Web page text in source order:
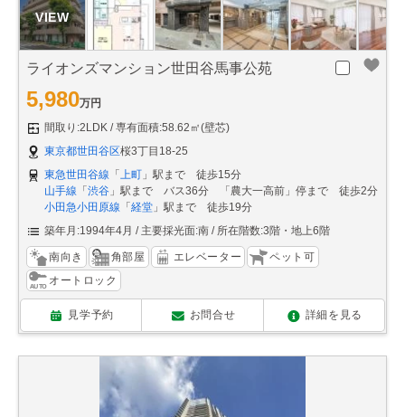
ライオンズマンション世田谷馬事公苑
5,980万円
間取り:2LDK
専有面積:58.62㎡(壁芯)
東京都世田谷区桜3丁目18-25
東急世田谷線 「 上町 」駅まで 徒歩15分
山手線 「 渋谷 」駅まで バス36分 「農大一高前」停まで 徒歩2分
小田急小田原線 「 経堂 」駅まで 徒歩19分
築年月:1994年4月
主要採光面:南 所在階数:3階・地上6階
南向き 角部屋 エレベーター
ペット可
オートロック
見学予約 お問合せ 詳細を見る